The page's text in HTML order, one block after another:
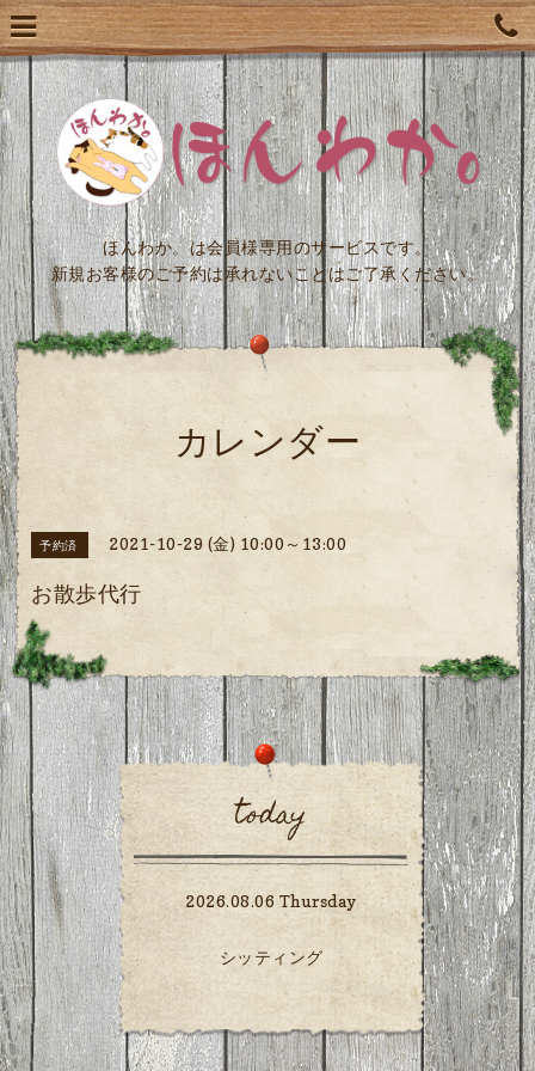
ほんわか。は会員様専用のサービスです。
新規お客様のご予約は承れないことはご了承ください。
カレンダー
予約済 2021-10-29 (金) 10:00～13:00
お散歩代行
today
2026.08.06 Thursday
シッティング